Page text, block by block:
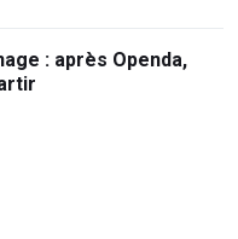
: après Openda,